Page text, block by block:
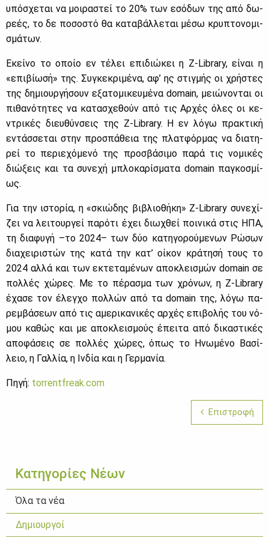
Κατηγορίες Νέων
Όλα τα νέα
Δημιουργοί
υπό­σχε­ται να μοι­ρα­στεί το 20% των εσό­δων της από δω­
ρε­ές, το δε πο­σο­στό θα κα­τα­βάλ­λε­ται μέ­σω κρυ­πτο­νο­μι­
σμά­των.
Εκεί­νο το οποίο εν τέ­λει επι­διώ­κει η Z-Library, εί­ναι η
«επι­βί­ω­σή» της. Συ­γκε­κρι­μέ­να, αφ’ ης στιγ­μής οι χρή­στες
της δη­μιουρ­γή­σουν εξα­το­μι­κευ­μέ­να domain, μειώ­νο­νται οι
πι­θα­νό­τη­τες να κα­τα­σχε­θούν από τις Αρ­χές όλες οι κε­
ντρι­κές διευ­θύν­σεις της Z-Library. Η εν λό­γω πρα­κτι­κή
εντάσ­σε­ται στην προ­σπά­θεια της πλατ­φόρ­μας να δια­τη­
ρεί το πε­ριε­χό­με­νό της προ­σβά­σι­μο πα­ρά τις νο­μι­κές
διώ­ξεις και τα συ­νε­χή μπλο­κα­ρί­σμα­τα domain πα­γκο­σμί­
ως.
Για την ιστο­ρία, η «σκιώ­δης βι­βλιο­θή­κη» Z-Library συ­νε­χί­
ζει να λει­τουρ­γεί πα­ρό­τι έχει διω­χθεί ποι­νι­κά στις ΗΠΑ,
τη δια­φυ­γή –το 2024– των δύο κα­τη­γο­ρού­με­νων Ρώ­σων
δια­χει­ρι­στών της κα­τά την κα­τ’ οί­κον κρά­τη­σή τους το
2024 αλ­λά και των εκτε­τα­μέ­νων απο­κλει­σμών domain σε
πολ­λές χώ­ρες. Με το πέ­ρα­σμα των χρό­νων, η Z-Library
έχα­σε τον έλεγ­χο πολ­λών από τα domain της, λό­γω πα­
ρεμ­βά­σε­ων από τις αμε­ρι­κα­νι­κές αρ­χές επι­βο­λής του νό­
μου κα­θώς και με απο­κλει­σμούς έπει­τα από δι­κα­στι­κές
απο­φά­σεις σε πολ­λές χώ­ρες, όπως το Ηνω­μέ­νο Βα­σί­
λειο, η Γαλ­λία, η Ιν­δία και η Γερ­μα­νία.
Πη­γή: torrentfreak.com
Επιστροφή